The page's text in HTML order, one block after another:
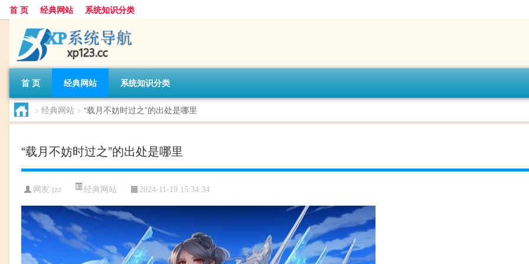
首 页 经典网站 系统知识分类
首 页 经典网站 系统知识分类
> 经典网站 > “载月不妨时过之”的出处是哪里
“载月不妨时过之”的出处是哪里
网友:jzz 经典网站 2024-11-19 15:34:34